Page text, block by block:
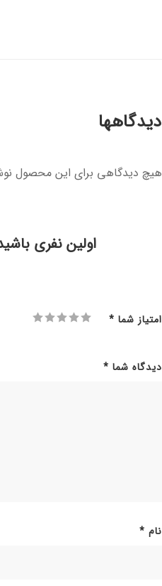
دیدگاهها
هیچ دیدگاهی برای این محصول
اولین نفری
امتیاز شما *
دیدگاه شما *
نام *